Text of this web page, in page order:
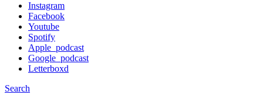
Instagram
Facebook
Youtube
Spotify
Apple_podcast
Google_podcast
Letterboxd
Search